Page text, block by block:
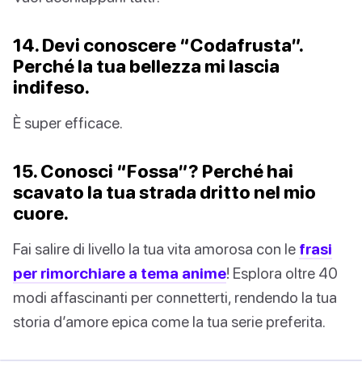
14. Devi conoscere “Codafrusta”.
Perché la tua bellezza mi lascia
indifeso.
È super efficace.
15. Conosci “Fossa”? Perché hai
scavato la tua strada dritto nel mio
cuore.
Fai salire di livello la tua vita amorosa con le frasi
per rimorchiare a tema anime! Esplora oltre 40
modi affascinanti per connetterti, rendendo la tua
storia d’amore epica come la tua serie preferita.